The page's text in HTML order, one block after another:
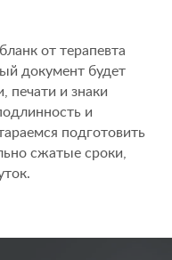
от терапевта
документ будет
печати и знаки
и
подготовить
сжатые сроки,